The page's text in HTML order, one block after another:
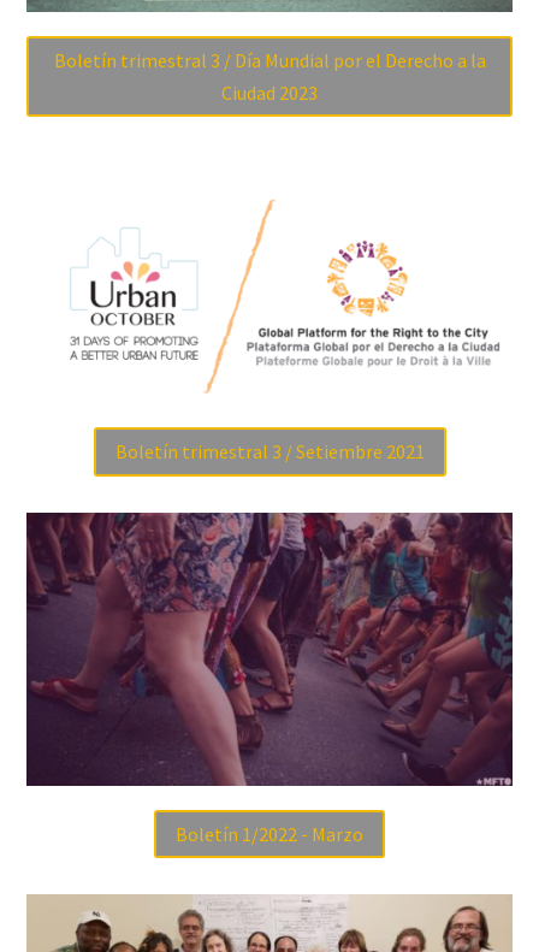
Boletín trimestral 3 / Día Mundial por el Derecho a la
Ciudad 2023
Boletín trimestral 3 / Setiembre 2021
Boletín 1/2022 - Marzo